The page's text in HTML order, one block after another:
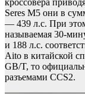
Seres M5 они в
— 439 л.с. При
называемая 30-
и 188 л.с.
Aito в китайской
GB/T, то
разъемами CCS2.